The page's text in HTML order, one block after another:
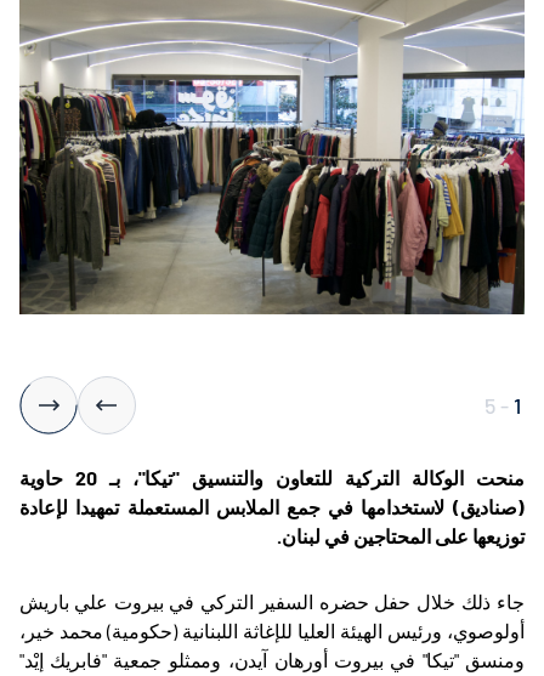
1
-
5
منحت الوكالة التركية للتعاون والتنسيق "تيكا"، بـ 20 حاوية
(صناديق) لاستخدامها في جمع الملابس المستعملة تمهيدا لإعادة
توزيعها على المحتاجين في لبنان.
جاء ذلك خلال حفل حضره السفير التركي في بيروت علي باريش
أولوصوي، ورئيس الهيئة العليا للإغاثة اللبنانية (حكومية) محمد خير،
ومنسق "تيكا" في بيروت أورهان آيدن، وممثلو جمعية "فابريك إيْد"